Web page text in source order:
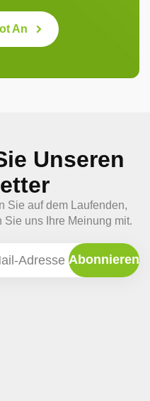
An
Unseren
Sie auf dem Laufenden,
uns Ihre Meinung mit.